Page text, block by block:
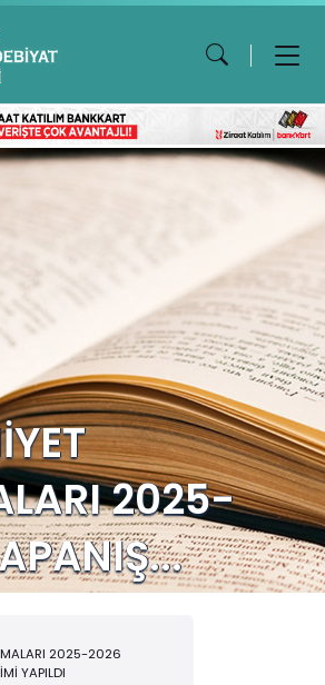
2025-
2025-2026
YAPILDI